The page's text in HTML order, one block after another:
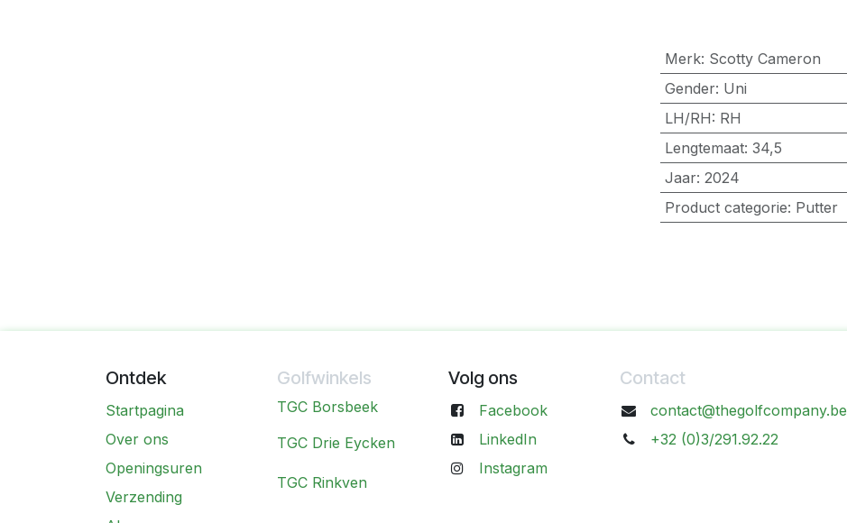
Merk: Scotty Cameron
Gender: Uni
LH/RH: RH
Lengtemaat: 34,5
Jaar: 2024
Product categorie: Putter
Ontdek
Startpagina
Over ons
Openingsuren
Verzending
Golfwinkels
TGC Borsbeek
TGC Drie Eycken
TGC Rinkven
Volg ons
Facebook
LinkedIn
Instagram
Contact
contact@thegolfcompany.be
+32 (0)3/291.92.22